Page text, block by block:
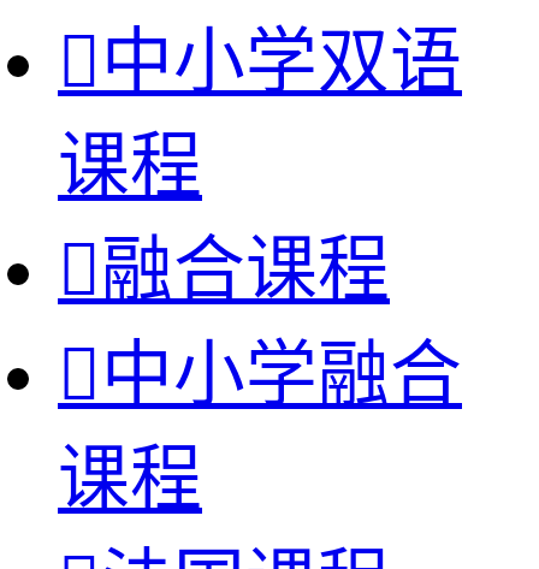
中小学双语
课程
融合课程
中小学融合
课程